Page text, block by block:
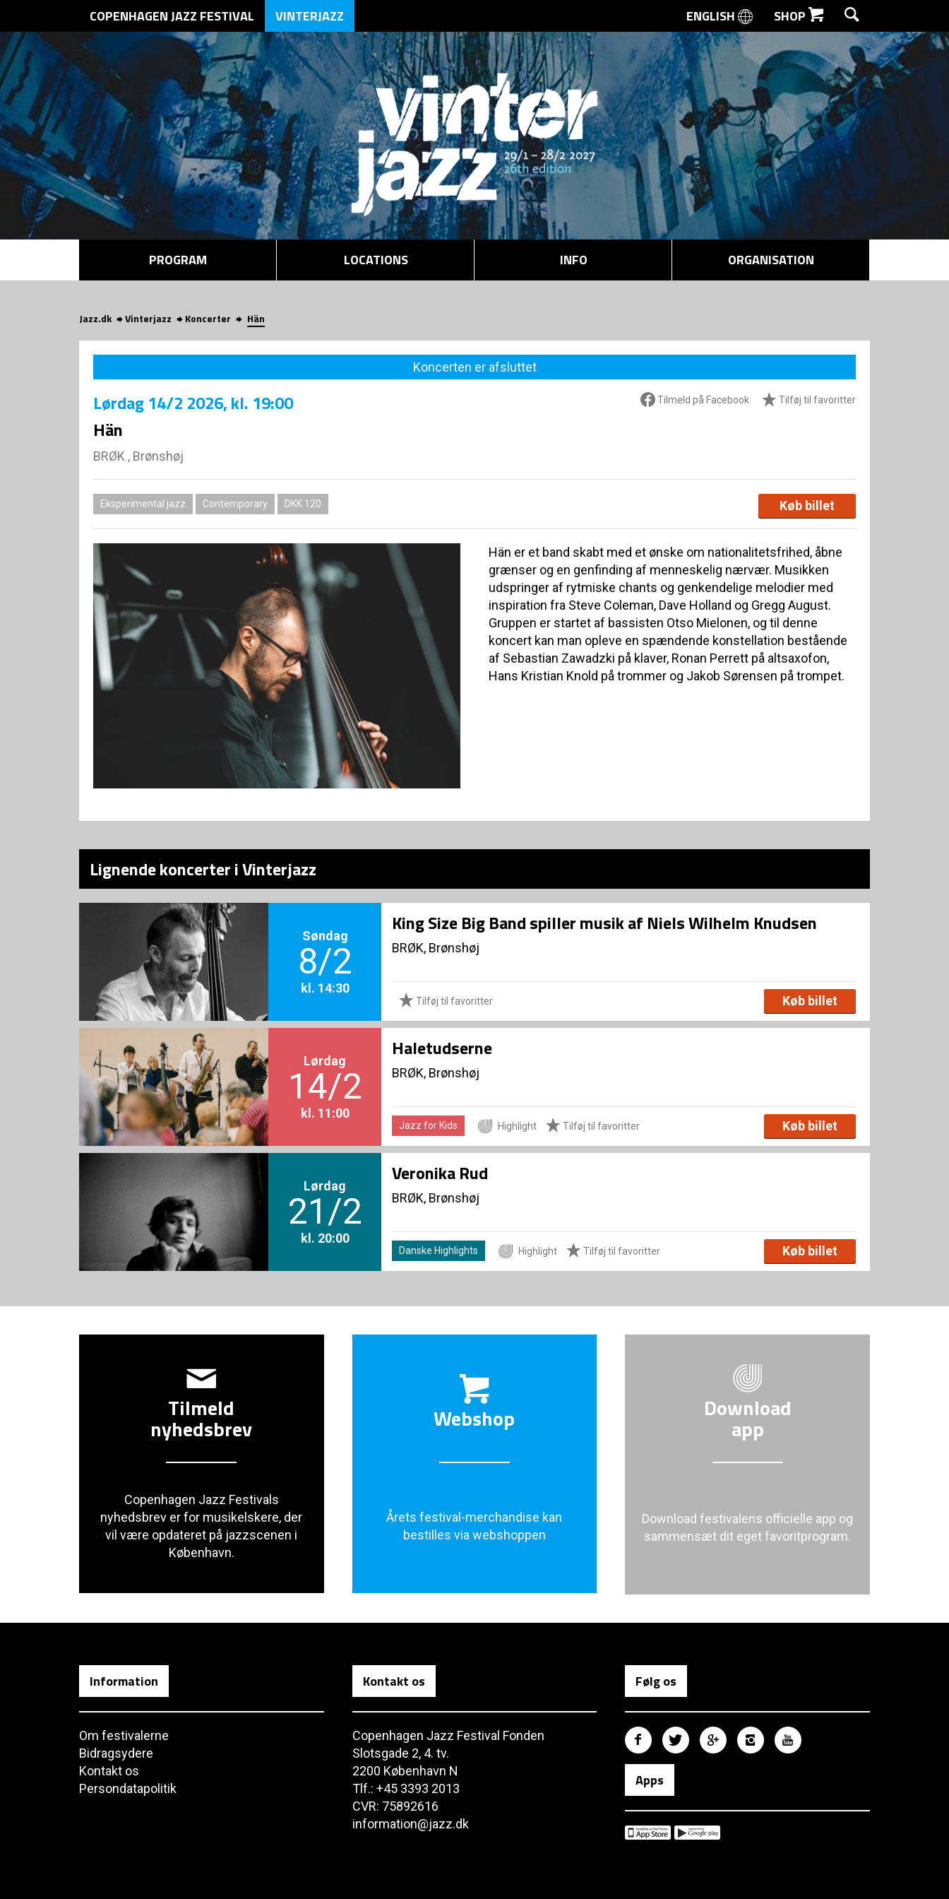
SØG
COPENHAGEN JAZZ FESTIVAL VINTERJAZZ ENGLISH SHOP
PROGRAM LOCATIONS INFO ORGANISATION
Jazz.dk Vinterjazz Koncerter Hän
Koncerten er afsluttet
Tilmeld på Facebook Tilføj til favoritter
Lørdag14/2 2026, kl. 19:00
Hän
BRØK , Brønshøj
Eksperimental jazz Contemporary DKK 120 Køb billet
Hän er et band skabt med et ønske om nationalitetsfrihed, åbne
grænser og en genfinding af menneskelig nærvær. Musikken
udspringer af rytmiske chants og genkendelige melodier med
inspiration fra Steve Coleman, Dave Holland og Gregg August.
Gruppen er startet af bassisten Otso Mielonen, og til denne
koncert kan man opleve en spændende konstellation bestående
af Sebastian Zawadzki på klaver, Ronan Perrett på altsaxofon,
Hans Kristian Knold på trommer og Jakob Sørensen på trompet.
Lignende koncerter i Vinterjazz
Søndag
8/2
kl. 14:30
King Size Big Band spiller musik af Niels Wilhelm Knudsen
BRØK, Brønshøj
Tilføj til favoritter Køb billet
Lørdag
14/2
kl. 11:00
Haletudserne
BRØK, Brønshøj
Jazz for Kids Highlight Tilføj til favoritter Køb billet
Lørdag
21/2
kl. 20:00
Veronika Rud
BRØK, Brønshøj
Danske Highlights Highlight Tilføj til favoritter Køb billet
Tilmeld
nyhedsbrev
Copenhagen Jazz Festivals
nyhedsbrev er for musikelskere, der
vil være opdateret på jazzscenen i
København.
Webshop
Årets festival-merchandise kan
bestilles via webshoppen
Download
app
Download festivalens officielle app og
sammensæt dit eget favoritprogram.
Information
Om festivalerne
Bidragsydere
Kontakt os
Persondatapolitik
Kontakt os
Copenhagen Jazz Festival Fonden
Slotsgade 2, 4. tv.
2200 København N
Tlf.: +45 3393 2013
CVR: 75892616
information@jazz.dk
Følg os
Apps